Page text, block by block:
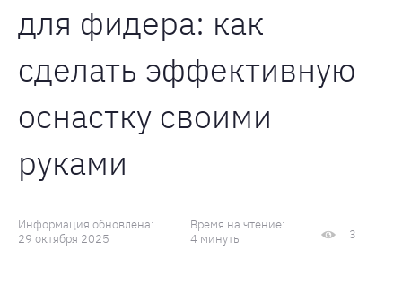
для фидера: как
сделать эффективную
оснастку своими
руками
Информация обновлена:
29 октября 2025
Время на чтение:
4 минуты
3